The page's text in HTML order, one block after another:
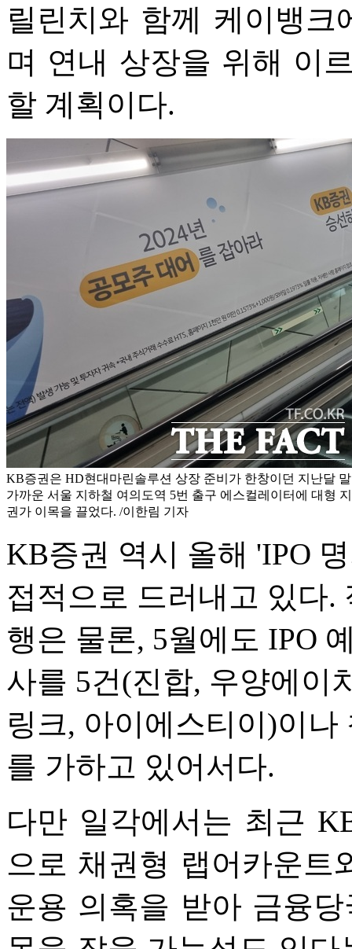
릴린치와 함께 케이뱅
며 연내 상장을 위해 이
할 계획이다.
KB증권은 HD현대마린솔루션 상장 준비가 한창이던 지난달
가까운 서울 지하철 여의도역 5번 출구 에스컬레이터에 대형
권가 이목을 끌었다. /이한림 기자
KB증권 역시 올해 'IPO
접적으로 드러내고 있다.
행은 물론, 5월에도 IPO
사를 5건(진합, 우양에이
링크, 아이에스티이)이
를 가하고 있어서다.
다만 일각에서는 최근
으로 채권형 랩어카운트
운용 의혹을 받아 금융